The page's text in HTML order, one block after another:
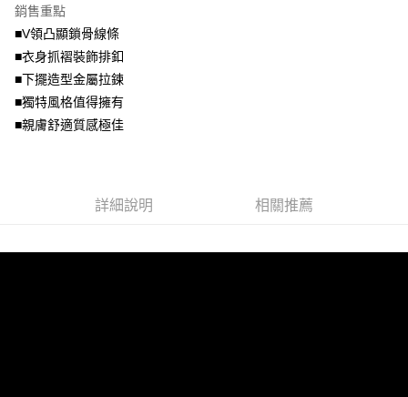
1.本服務係由「台灣大哥大股份有限公司」（以下簡稱本公司）所提供，讓
用戶於交易時，得透過本服務購買商品或服務，並由商店將買賣／分期付款
買賣價金債權讓與本公司後，依約使用本公司帳單繳交帳款。
2.基於同意付款使用「大哥付你分期」之契約關係目的，商店將以您的個人
資料（包含姓名、電話或地址）提供予台灣大哥大進項蒐集、處理及利用，
3.完整用戶服務條款，請詳閱以下連結：
付款後7-11取貨
每筆NT$70，滿NT$699(含以上)免運費
每筆NT$100，滿NT$1,000(含以上)免運費
銷售重點
■V領凸顯鎖骨線條
■衣身抓褶裝飾排釦
■下擺造型金屬拉鍊
■獨特風格值得擁有
■親膚舒適質感極佳
詳細說明 相關推薦